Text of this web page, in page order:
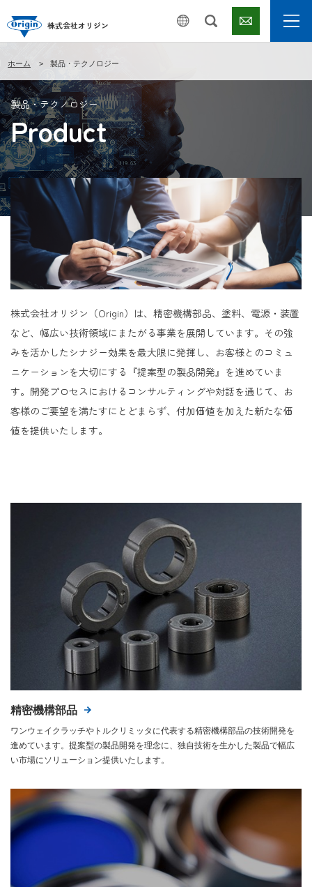
株式会社オリジン
ホーム 製品・テクノロジー
製品・テクノロジー
Product
株式会社オリジン（Origin）は、精密機構部品、塗料、電源・装置
など、幅広い技術領域にまたがる事業を展開しています。その強
みを活かしたシナジー効果を最大限に発揮し、お客様とのコミュ
ニケーションを大切にする『提案型の製品開発』を進めていま
す。開発プロセスにおけるコンサルティングや対話を通じて、お
客様のご要望を満たすにとどまらず、付加価値を加えた新たな価
値を提供いたします。
精密機構部品
ワンウェイクラッチやトルクリミッタに代表する精密機構部品の技術開発を
進めています。提案型の製品開発を理念に、独自技術を生かした製品で幅広
い市場にソリューション提供いたします。